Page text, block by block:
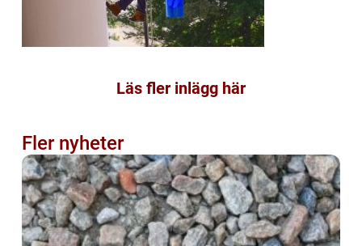
Läs fler inlägg här
Fler nyheter